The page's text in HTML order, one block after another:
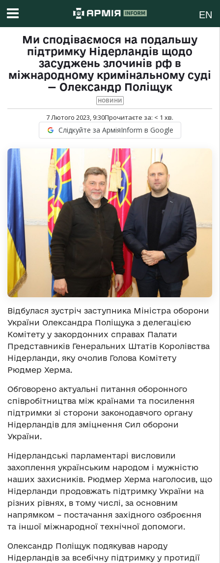
EN
Ми сподіваємося на подальшу
підтримку Нідерландів щодо
засуджень злочинів рф в
міжнародному кримінальному суді
— Олександр Поліщук
НОВИНИ
7 Лютого 2023, 9:30Прочитаєте за: < 1 хв.
Слідкуйте за АрміяInform в Google
Відбулася зустріч заступника Міністра оборони
України Олександра Поліщука з делегацією
Комітету у закордонних справах Палати
Представників Генеральних Штатів Королівства
Нідерланди, яку очолив Голова Комітету
Рюдмер Херма.
Обговорено актуальні питання оборонного
співробітництва між країнами та посилення
підтримки зі сторони законодавчого органу
Нідерландів для зміцнення Сил оборони
України.
Нідерландські парламентарі висловили
захоплення українським народом і мужністю
наших захисників. Рюдмер Херма наголосив, що
Нідерланди продовжать підтримку України на
різних рівнях, в тому числі, за основним
напрямком – постачання західного озброєння
та іншої міжнародної технічної допомоги.
Олександр Поліщук подякував народу
Нідерландів за всебічну підтримку у протидії